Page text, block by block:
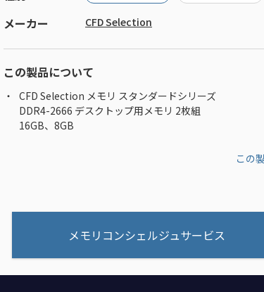
メーカー CFD Selection
この製品について
CFD Selection メモリ スタンダードシリーズ
DDR4-2666 デスクトップ用メモリ 2枚組
16GB、8GB
この
メモリコンシェルジュサービス